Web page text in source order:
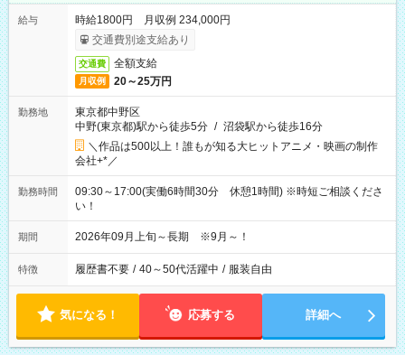
給与
時給1800円 月収例 234,000円
交通費別途支給あり
交通費 全額支給
月収例 20～25万円
勤務地
東京都中野区
中野(東京都)駅から徒歩5分 / 沼袋駅から徒歩16分
＼作品は500以上！誰もが知る大ヒットアニメ・映画の制作
会社+*／
勤務時間
09:30～17:00(実働6時間30分 休憩1時間) ※時短ご相談くださ
い！
期間 2026年09月上旬～長期 ※9月～！
特徴 履歴書不要 / 40～50代活躍中 / 服装自由
気になる！ 応募する 詳細へ